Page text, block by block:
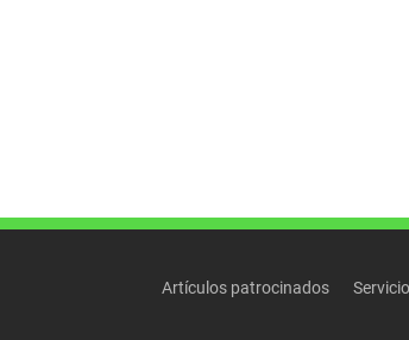
Artículos patrocinados